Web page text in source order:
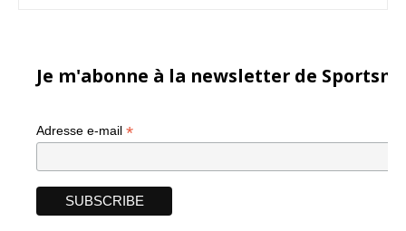
Je m'abonne à la newsletter de
Adresse e-mail *